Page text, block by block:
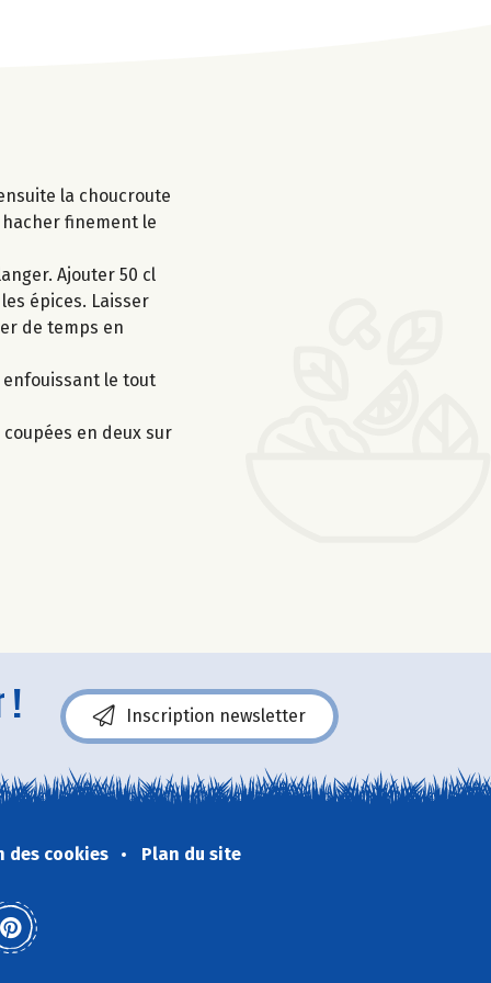
la choucroute
hacher finement le
Ajouter 50 cl
épices. Laisser
de temps en
enfouissant le tout
en deux sur
! Inscription newsletter
des cookies Plan du site